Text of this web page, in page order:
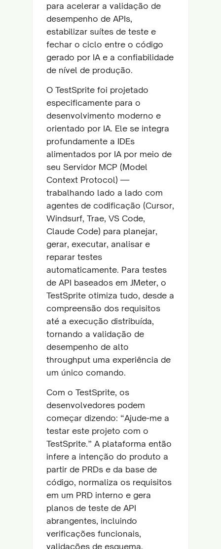
para acelerar a validação de
desempenho de APIs,
estabilizar suítes de teste e
fechar o ciclo entre o código
gerado por IA e a confiabilidade
de nível de produção.
O TestSprite foi projetado
especificamente para o
desenvolvimento moderno e
orientado por IA. Ele se integra
profundamente a IDEs
alimentados por IA por meio de
seu Servidor MCP (Model
Context Protocol) —
trabalhando lado a lado com
agentes de codificação (Cursor,
Windsurf, Trae, VS Code,
Claude Code) para planejar,
gerar, executar, analisar e
reparar testes
automaticamente. Para testes
de API baseados em JMeter, o
TestSprite otimiza tudo, desde a
compreensão dos requisitos
até a execução distribuída,
tornando a validação de
desempenho de alto
throughput uma experiência de
um único comando.
Com o TestSprite, os
desenvolvedores podem
começar dizendo: “Ajude-me a
testar este projeto com o
TestSprite.” A plataforma então
infere a intenção do produto a
partir de PRDs e da base de
código, normaliza os requisitos
em um PRD interno e gera
planos de teste de API
abrangentes, incluindo
verificações funcionais,
validações de esquema,